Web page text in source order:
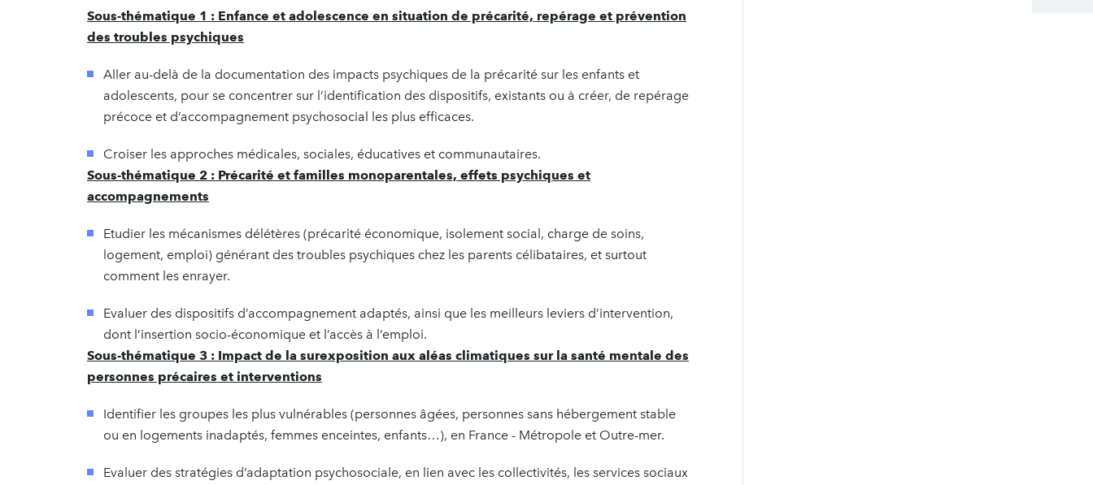
Sous-thématique 1 : Enfance et adolescence en situation de précarité, repérage et prévention
des troubles psychiques
Aller au-delà de la documentation des impacts psychiques de la précarité sur les enfants et
adolescents, pour se concentrer sur l’identification des dispositifs, existants ou à créer, de repérage
précoce et d’accompagnement psychosocial les plus efficaces.
Croiser les approches médicales, sociales, éducatives et communautaires.
Sous-thématique 2 : Précarité et familles monoparentales, effets psychiques et
accompagnements
Etudier les mécanismes délétères (précarité économique, isolement social, charge de soins,
logement, emploi) générant des troubles psychiques chez les parents célibataires, et surtout
comment les enrayer.
Evaluer des dispositifs d’accompagnement adaptés, ainsi que les meilleurs leviers d’intervention,
dont l’insertion socio-économique et l’accès à l’emploi.
Sous-thématique 3 : Impact de la surexposition aux aléas climatiques sur la santé mentale des
personnes précaires et interventions
Identifier les groupes les plus vulnérables (personnes âgées, personnes sans hébergement stable
ou en logements inadaptés, femmes enceintes, enfants…), en France - Métropole et Outre-mer.
Evaluer des stratégies d’adaptation psychosociale, en lien avec les collectivités, les services sociaux